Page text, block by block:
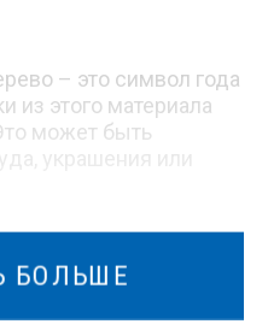
– это символ года
из этого материала
может быть
Зеленый цвет также
можно
например,
или фрукты.
БОЛЬШЕ